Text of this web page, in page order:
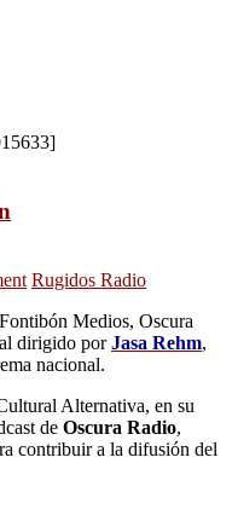
Rugidos Radio
Medios, Oscura
dirigido porJasa Rehm,
nacional.
Alternativa, en su
de Oscura Radio,
contribuir a la difusión del